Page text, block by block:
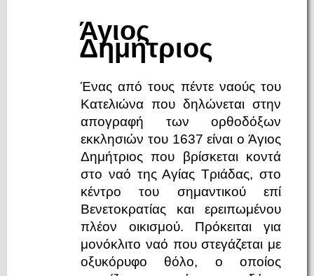
Άγιος
Δημήτριος
Ένας από τους πέντε ναούς του
Κατελιώνα που δηλώνεται στην
απογραφή των ορθοδόξων
εκκλησιών του 1637 είναι ο Άγιος
Δημήτριος που βρίσκεται κοντά
στο ναό της Αγίας Τριάδας, στο
κέντρο του σημαντικού επί
Βενετοκρατίας και ερειπωμένου
πλέον οικισμού. Πρόκειται για
μονόκλιτο ναό που στεγάζεται με
οξυκόρυφο θόλο, ο οποίος